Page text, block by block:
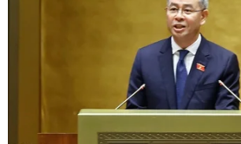
Việt Nam tiếp tục là thị trường trọng
điểm của doanh nghiệp thực phẩm
Ba Lan